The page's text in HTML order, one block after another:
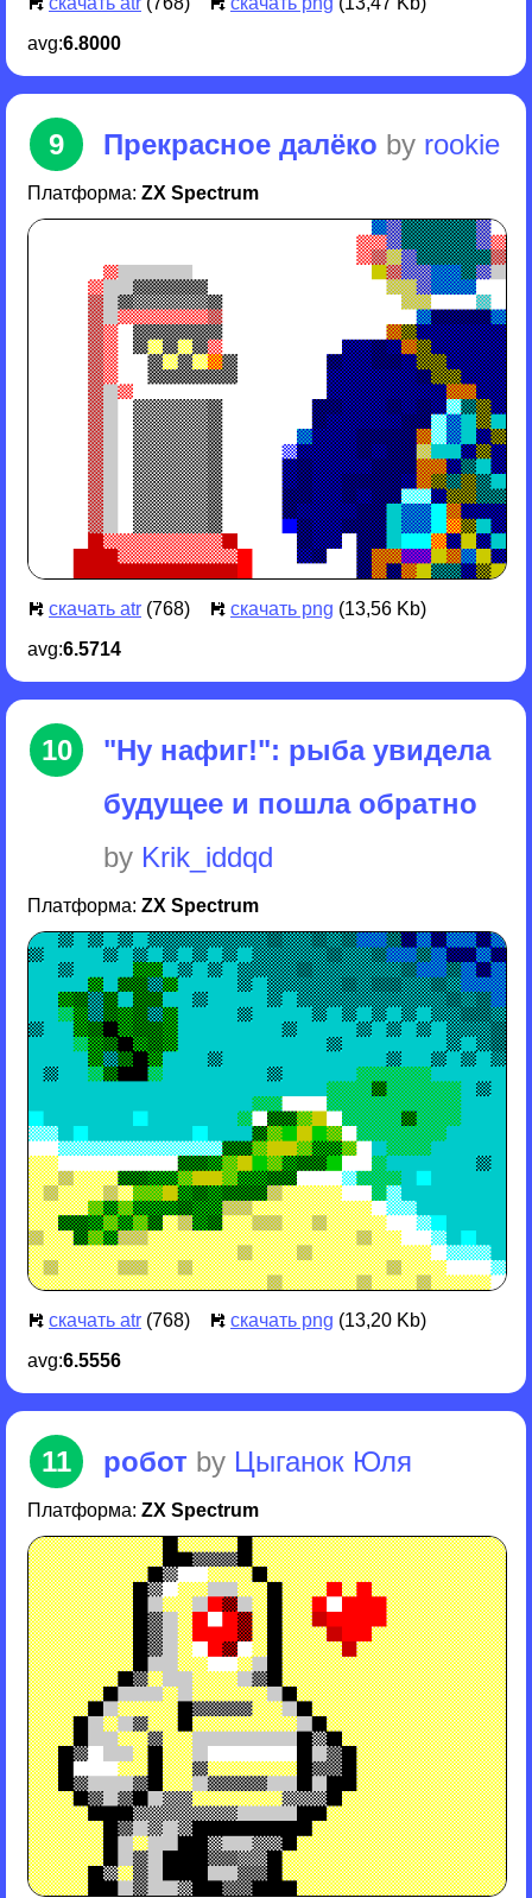
avg:6.8000
9 Прекрасное далёко by rookie
Платформа: ZX Spectrum
скачать atr (768) скачать png (13,56 Kb)
avg:6.5714
10
"Ну нафиг!": рыба увидела
будущее и пошла обратно
by Krik_iddqd
Платформа: ZX Spectrum
скачать atr (768) скачать png (13,20 Kb)
avg:6.5556
11 робот by Цыганок Юля
Платформа: ZX Spectrum